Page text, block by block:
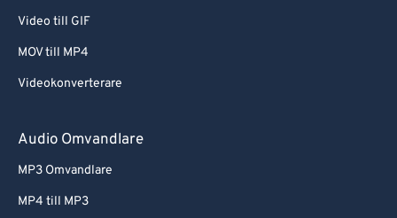
Video till GIF
MOV till MP4
Videokonverterare
Audio Omvandlare
MP3 Omvandlare
MP4 till MP3